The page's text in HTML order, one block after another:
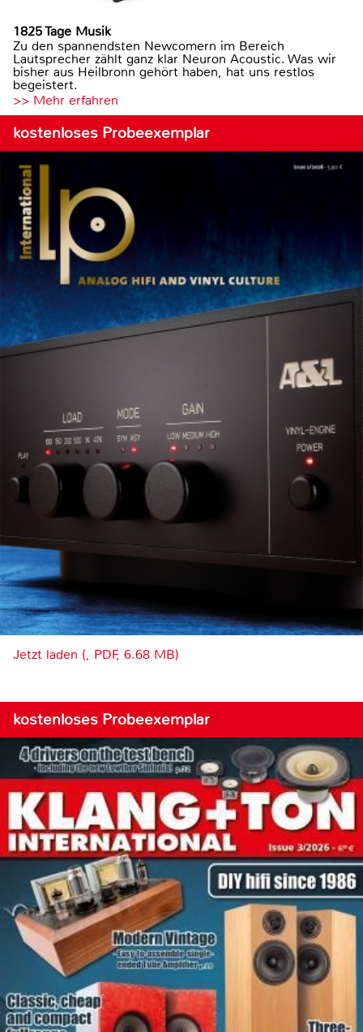
1825 Tage Musik
Zu den spannendsten Newcomern im Bereich
Lautsprecher zählt ganz klar Neuron Acoustic. Was wir
bisher aus Heilbronn gehört haben, hat uns restlos
begeistert.
>> Mehr erfahren
kostenloses Probeexemplar
Jetzt laden (, PDF, 6.68 MB)
kostenloses Probeexemplar